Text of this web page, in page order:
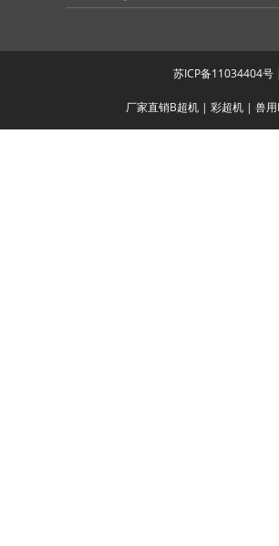
苏ICP备11034404号|
厂家直销B超机 | 彩超机 | 兽